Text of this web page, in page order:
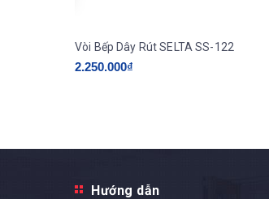
Vòi Bếp Dây Rút SELTA SS-122
2.250.000₫
Hướng dẫn